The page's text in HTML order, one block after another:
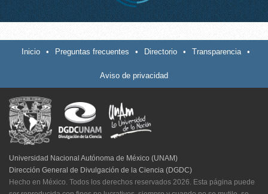
Inicio • Preguntas frecuentes • Directorio • Transparencia •
Aviso de privacidad
Universidad Nacional Autónoma de México (UNAM)
Dirección General de Divulgación de la Ciencia (DGDC)
Hecho en México. Todos los derechos reservados 2026. Esta página puede